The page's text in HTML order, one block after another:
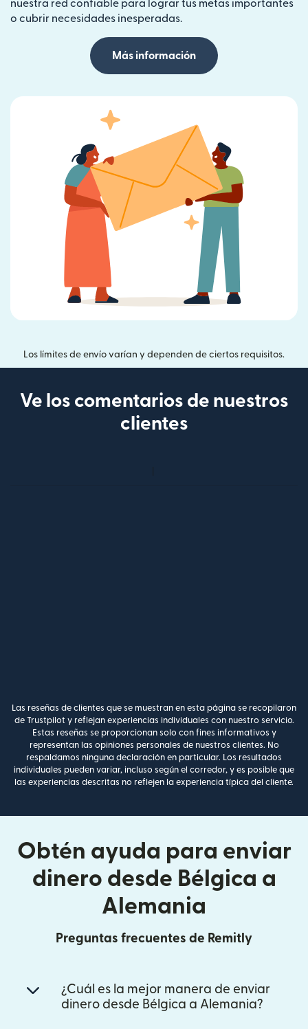
nuestra red confiable para lograr tus metas importantes
o cubrir necesidades inesperadas.
Más información
Los límites de envío varían y dependen de ciertos requisitos.
Ve los comentarios de nuestros
clientes
Las reseñas de clientes que se muestran en esta página se recopilaron
de Trustpilot y reflejan experiencias individuales con nuestro servicio.
Estas reseñas se proporcionan solo con fines informativos y
representan las opiniones personales de nuestros clientes. No
respaldamos ninguna declaración en particular. Los resultados
individuales pueden variar, incluso según el corredor, y es posible que
las experiencias descritas no reflejen la experiencia típica del cliente.
Obtén ayuda para enviar
dinero desde Bélgica a
Alemania
Preguntas frecuentes de Remitly
¿Cuál es la mejor manera de enviar
dinero desde Bélgica a Alemania?